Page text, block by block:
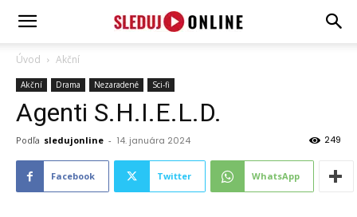
SledujOnline.sk
Úvod Akční
Akční Drama Nezaradené Sci-fi
Agenti S.H.I.E.L.D.
Podľa sledujonline - 14. januára 2024 249
Facebook Twitter WhatsApp